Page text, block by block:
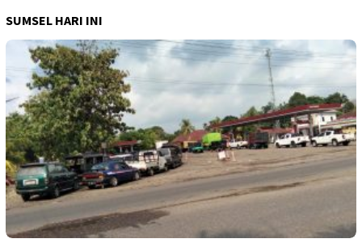
SUMSEL HARI INI